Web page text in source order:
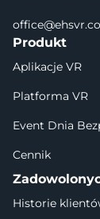
Produkt
Aplikacje VR
Platforma VR
Event Dnia
Cennik
Historie